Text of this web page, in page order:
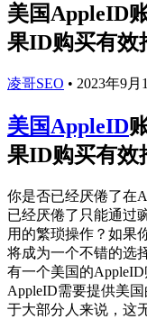
美国AppleID
果ID购买有效
凌哥SEO • 2023年9月
美国AppleID
果ID购买有效
你是否已经厌倦了在
已经厌倦了只能通过
用的繁琐操作？如果
将成为一个不错的选
有一个美国的
AppleID需要提供美
于大部分人来说，这